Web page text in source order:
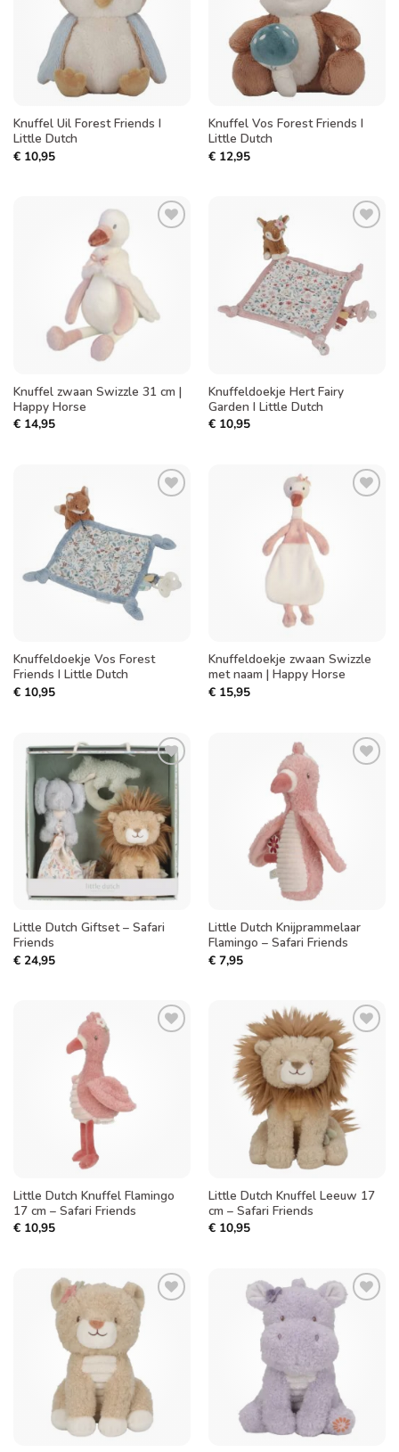
Knuffel Uil Forest Friends I
Little Dutch
€10,95
Knuffel Vos Forest Friends I
Little Dutch
€12,95
Knuffel zwaan Swizzle 31 cm |
Happy Horse
€14,95
verlanglijst
Knuffeldoekje Hert Fairy
Garden I Little Dutch
€10,95
verlanglijst
Knuffeldoekje Vos Forest
Friends I Little Dutch
€10,95
Knuffeldoekje zwaan Swizzle
met naam | Happy Horse
€15,95
Toevoegen
aan
verlanglijst
Little Dutch Giftset – Safari
Friends
€24,95
Little Dutch Knijprammelaar
Flamingo – Safari Friends
€7,95
Little Dutch Knuffel Flamingo
17 cm – Safari Friends
€10,95
Toevoegen
aan
verlanglijst
Little Dutch Knuffel Leeuw 17
cm – Safari Friends
€10,95
Toevoegen
verlanglijst
Toevoegen
verlanglijst